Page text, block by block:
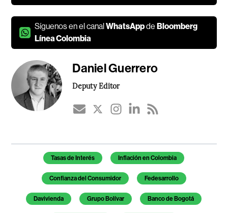
Síguenos en el canalWhatsAppdeBloomberg
Línea Colombia
Daniel Guerrero
Deputy Editor
Temas de este artículo
Tasas de Interés Inflación en Colombia
Confianza del Consumidor Fedesarrollo
Davivienda Grupo Bolívar Banco de Bogotá